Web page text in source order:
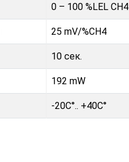
0 – 100 %LEL CH4
25 mV/%CH4
10 сек.
192 mW
-20C°.. +40C°